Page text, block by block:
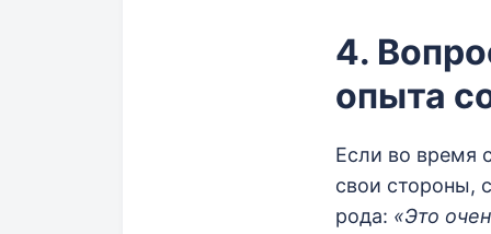
4.
опыта
Если во время
свои стороны,
рода: «Это